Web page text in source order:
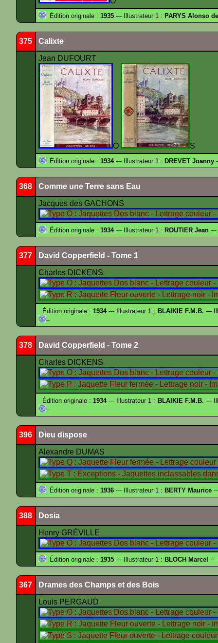
Édition originale : 1935 --- Illustrateur 1 : PARYS Alonso de
375 Calixte
Jean DUFOURT
O S
Édition originale : 1934--- Illustrateur 1 : DREVET Joanny
368 Comme une Terre sans Eau
Jacques des GACHONS
Édition originale : 1934--- Illustrateur 1 : ROUTIER Jean ---
377 David Copperfield - Tome 1
Charles DICKENS
Édition originale :1934--- Illustrateur 1 : BLAIKIE F.M.B. ---
--
378 David Copperfield - Tome 2
Charles DICKENS
Édition originale :1934--- Illustrateur 1 : BLAIKIE F.M.B. ---
--
396 Dieu dispose
Alexandre DUMAS
Édition originale : 1936 --- Illustrateur 1 : BERTY Maurice
388 Dosia
Henry GRÉVILLE
Édition originale : 1935 --- Illustrateur 1 : BLOCH Marcel ---
367 Drames des Champs et des Bois
Louis PERGAUD